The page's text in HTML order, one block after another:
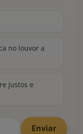
no louvor a
justos e
Enviar